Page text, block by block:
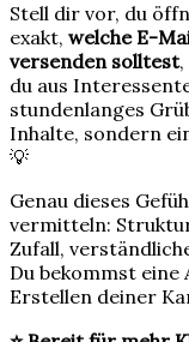
Stell dir vor, du
exakt, welche E-
versenden solltest,
du aus
stundenlanges
Inhalte, sondern
💡
Genau dieses
vermitteln:
Zufall,
Du bekommst eine
Erstellen deiner